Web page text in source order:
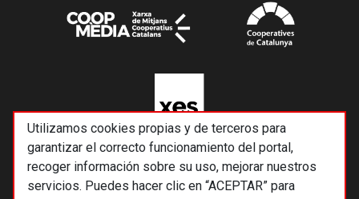
Utilizamos cookies propias y de terceros para
garantizar el correcto funcionamiento del portal,
recoger información sobre su uso, mejorar nuestros
servicios. Puedes hacer clic en “ACEPTAR” para